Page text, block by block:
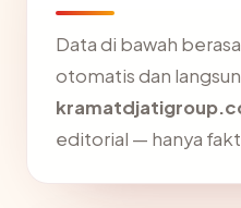
Data di bawah
otomatis dan
editorial — hanya